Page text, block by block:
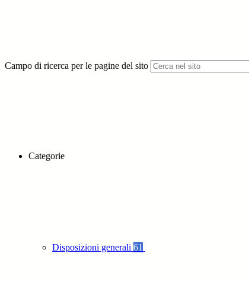
Campo di ricerca per le pagine del sito
Categorie
Disposizioni generali 61